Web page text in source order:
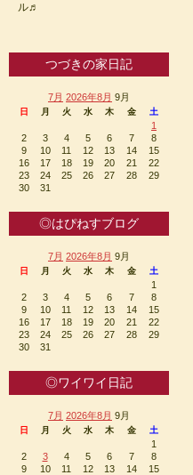
ル♬
つづきの家日記
7月 2026年8月 9月
日 月 火 水 木 金 土
1
2
3 4 5 6 7
8
9
10 11 12 13 14
15
16
17 18 19 20 21
22
23
24 25 26 27 28
29
30
31
◎はぴねすブログ
7月 2026年8月 9月
日 月 火 水 木 金 土
1
2
3 4 5 6 7
8
9
10 11 12 13 14
15
16
17 18 19 20 21
22
23
24 25 26 27 28
29
30
31
◎ワイワイ日記
7月 2026年8月 9月
日 月 火 水 木 金 土
1
2
3 4 5 6 7
8
9
10 11 12 13 14
15